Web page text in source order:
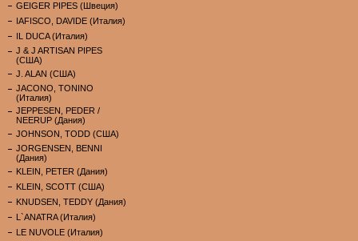
GEIGER PIPES (Швеция)
IAFISCO, DAVIDE (Италия)
IL DUCA (Италия)
J & J ARTISAN PIPES
(США)
J. ALAN (США)
JACONO, TONINO
(Италия)
JEPPESEN, PEDER /
NEERUP (Дания)
JOHNSON, TODD (США)
JORGENSEN, BENNI
(Дания)
KLEIN, PETER (Дания)
KLEIN, SCOTT (США)
KNUDSEN, TEDDY (Дания)
L`ANATRA (Италия)
LE NUVOLE (Италия)